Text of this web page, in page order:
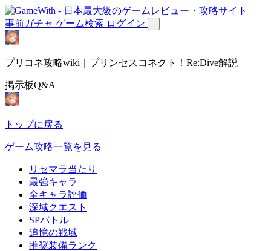
事前ガチャ ゲーム検索 ログイン
プリコネ攻略wiki｜プリンセスコネクト！Re:Dive解説
掲示板Q&A
トップに戻る
ゲーム攻略一覧を見る
リセマラ当たり
最強キャラ
全キャラ評価
深域クエスト
SPバトル
追憶の戦域
推奨装備ランク